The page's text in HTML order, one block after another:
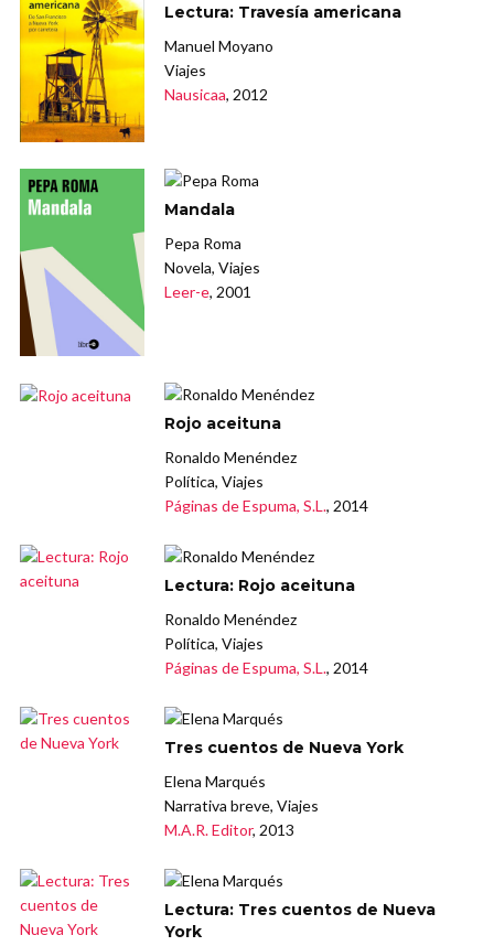
Lectura: Travesía americana
Manuel Moyano
Viajes
Nausicaa, 2012
Mandala
Pepa Roma
Novela, Viajes
Leer-e, 2001
Rojo aceituna
Ronaldo Menéndez
Política, Viajes
Páginas de Espuma, S.L., 2014
Lectura: Rojo aceituna
Ronaldo Menéndez
Política, Viajes
Páginas de Espuma, S.L., 2014
Tres cuentos de Nueva York
Elena Marqués
Narrativa breve, Viajes
M.A.R. Editor, 2013
Lectura: Tres cuentos de Nueva
York